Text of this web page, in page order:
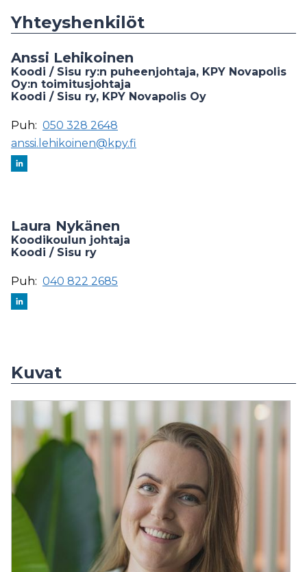
Yhteyshenkilöt
Anssi Lehikoinen
Koodi / Sisu ry:n puheenjohtaja, KPY Novapolis
Oy:n toimitusjohtaja
Koodi / Sisu ry, KPY Novapolis Oy
Puh: 050 328 2648
anssi.lehikoinen@kpy.fi
Laura Nykänen
Koodikoulun johtaja
Koodi / Sisu ry
Puh: 040 822 2685
Kuvat